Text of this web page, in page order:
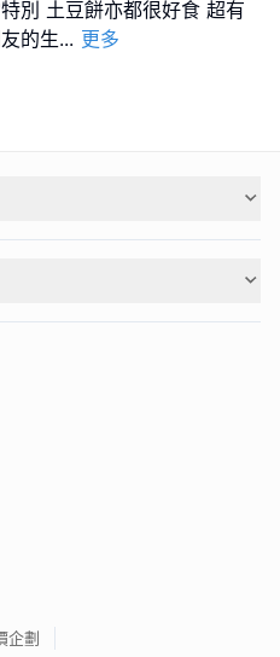
別 土豆餅亦都很好食 超有
的生... 更多
企劃